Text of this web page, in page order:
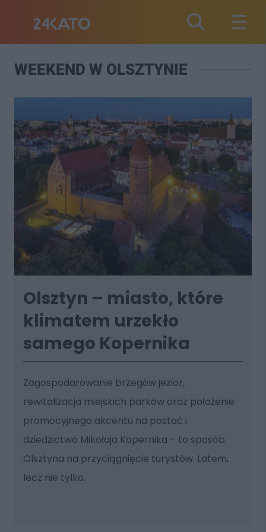
WEEKEND W OLSZTYNIE
Olsztyn – miasto, które
klimatem urzekło
samego Kopernika
Zagospodarowanie brzegów jezior,
rewitalizacja miejskich parków oraz położenie
promocyjnego akcentu na postać i
dziedzictwo Mikołaja Kopernika – to sposób
Olsztyna na przyciągnięcie turystów. Latem,
lecz nie tylko.